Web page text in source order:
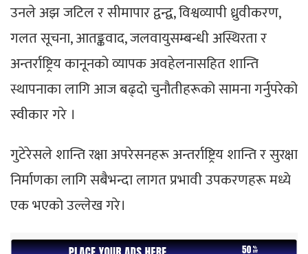
उनले अझ जटिल र सीमापार द्वन्द्व, विश्वव्यापी ध्रुवीकरण,
गलत सूचना, आतङ्कवाद, जलवायुसम्बन्धी अस्थिरता र
अन्तर्राष्ट्रिय कानूनको व्यापक अवहेलनासहित शान्ति
स्थापनाका लागि आज बढ्दो चुनौतीहरूको सामना गर्नुपरेको
स्वीकार गरे ।
गुटेरेसले शान्ति रक्षा अपरेसनहरू अन्तर्राष्ट्रिय शान्ति र सुरक्षा
निर्माणका लागि सबैभन्दा लागत प्रभावी उपकरणहरू मध्ये
एक भएको उल्लेख गरे।